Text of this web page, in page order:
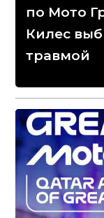
по Мото
Килес
травмой